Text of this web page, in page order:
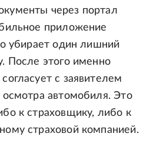
через портал
приложение
убирает один лишний
После этого именно
с заявителем
автомобиля. Это
к страховщику, либо к
страховой компанией.